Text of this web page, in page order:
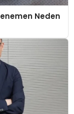
Neden